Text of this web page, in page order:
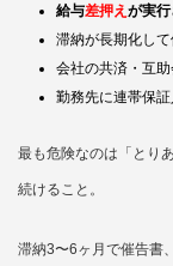
給与差押え が実
滞納が長期化し
会社の共済・互
勤務先に連帯保
最も危険なのは「とり
続けること。
滞納3〜6ヶ月で催告書